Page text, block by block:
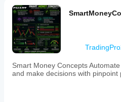
Smart Money Concepts
and make decisions with pinpoint